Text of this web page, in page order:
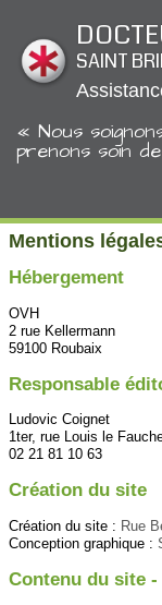
SAINT
« Nous
prenons soin
Mentions
Hébergement
OVH
2 rue Kellermann
59100 Roubaix
Responsable
Ludovic Coignet
1ter, rue Louis le
02 21 81 10 63
Création du site
Création du site : Rue
Conception graphique :
Contenu du site